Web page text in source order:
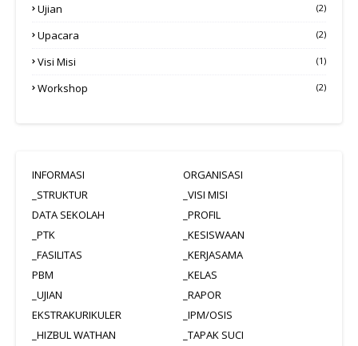
Ujian (2)
Upacara (2)
Visi Misi (1)
Workshop (2)
INFORMASI
ORGANISASI
_STRUKTUR
_VISI MISI
DATA SEKOLAH
_PROFIL
_PTK
_KESISWAAN
_FASILITAS
_KERJASAMA
PBM
_KELAS
_UJIAN
_RAPOR
EKSTRAKURIKULER
_IPM/OSIS
_HIZBUL WATHAN
_TAPAK SUCI